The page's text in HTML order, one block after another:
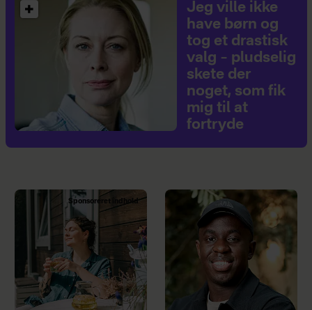
Jeg ville ikke
have børn og
tog et drastisk
valg – pludselig
skete der
noget, som fik
mig til at
fortryde
Sponsoreret indhold